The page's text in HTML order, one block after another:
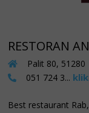
RESTORAN
Palit 80,
051 724 3...
Best restaurant